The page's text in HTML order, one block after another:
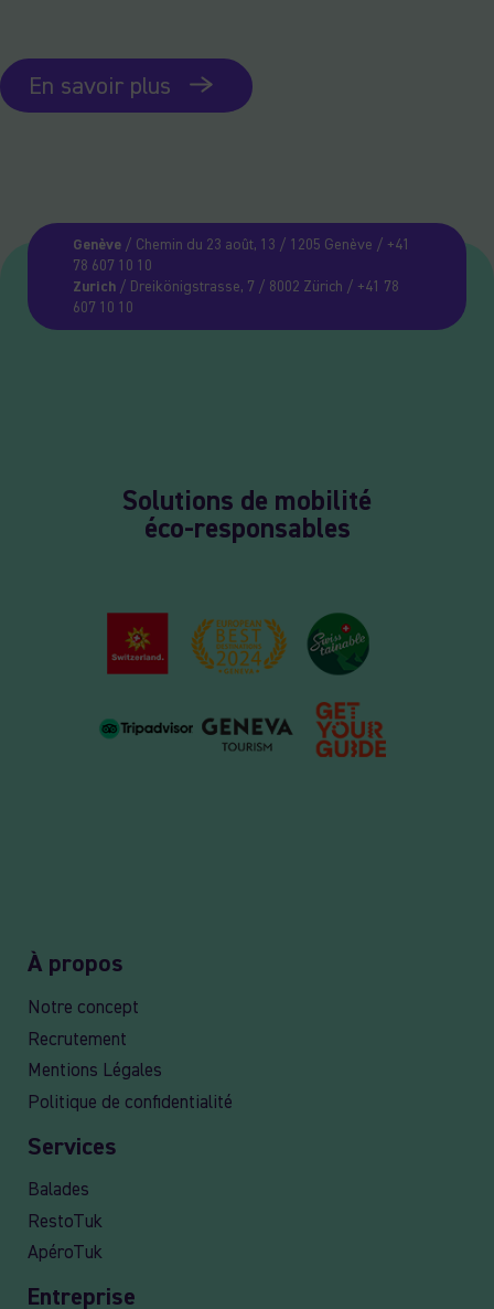
En savoir plus
Genève/ Chemin du 23 août, 13 / 1205 Genève / +41
78 607 10 10
Zurich/ Dreikönigstrasse, 7 / 8002 Zürich / +41 78
607 10 10
Solutions de mobilité
éco-responsables
À propos
Notre concept
Recrutement
Mentions Légales
Politique de confidentialité
Services
Balades
RestoTuk
ApéroTuk
Entreprise